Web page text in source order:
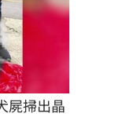
屍掃出晶